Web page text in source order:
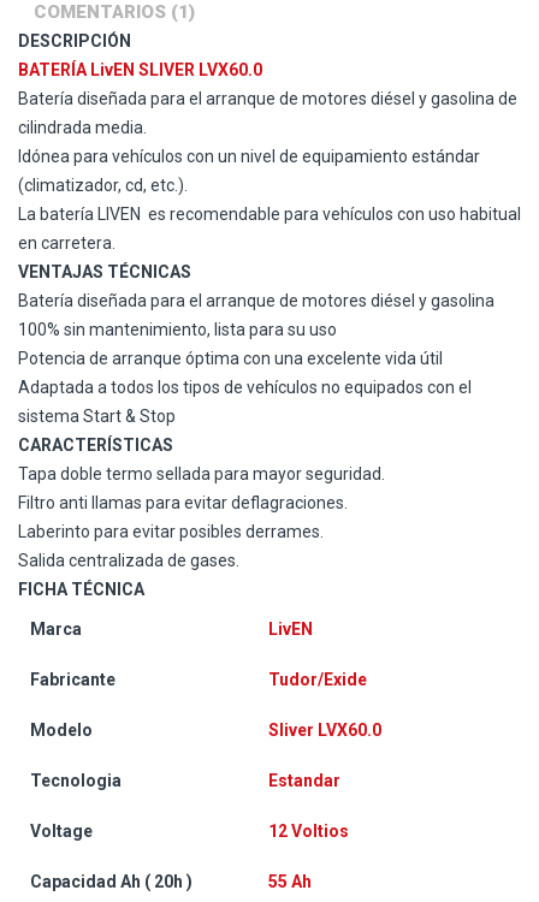
COMENTARIOS (1)
DESCRIPCIÓN
BATERÍA LivEN SLIVER LVX60.0
Batería diseñada para el arranque de motores diésel y gasolina de
cilindrada media.
Idónea para vehículos con un nivel de equipamiento estándar
(climatizador, cd, etc.).
La batería LIVEN es recomendable para vehículos con uso habitual
en carretera.
VENTAJAS TÉCNICAS
Batería diseñada para el arranque de motores diésel y gasolina
100% sin mantenimiento, lista para su uso
Potencia de arranque óptima con una excelente vida útil
Adaptada a todos los tipos de vehículos no equipados con el
sistema Start & Stop
CARACTERÍSTICAS
Tapa doble termo sellada para mayor seguridad.
Filtro anti llamas para evitar deflagraciones.
Laberinto para evitar posibles derrames.
Salida centralizada de gases.
FICHA TÉCNICA
Marca LivEN
Fabricante Tudor/Exide
Modelo Sliver LVX60.0
Tecnologia Estandar
Voltage 12 Voltios
Capacidad Ah ( 20h ) 55 Ah